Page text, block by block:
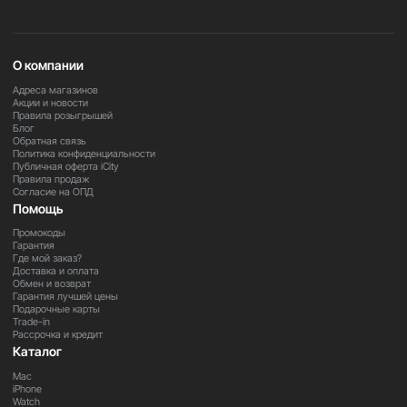
Важно
В зависимости от региона поставки некоторые функции
и приложения могут быть ограничены. Для уточнения
Закажите прямо сейчас
Оформите заказ на iPad Pro 11” M4 уже сегодня и
работы, творчества и развлечений.
О компании
Адреса магазинов
Акции и новости
Правила розыгрышей
Блог
Обратная связь
Политика конфиденциальности
Публичная оферта iCity
Правила продаж
Согласие на ОПД
Помощь
Промокоды
Гарантия
Где мой заказ?
Доставка и оплата
Обмен и возврат
Гарантия лучшей цены
Подарочные карты
Trade-in
Рассрочка и кредит
Каталог
Mac
iPhone
Watch